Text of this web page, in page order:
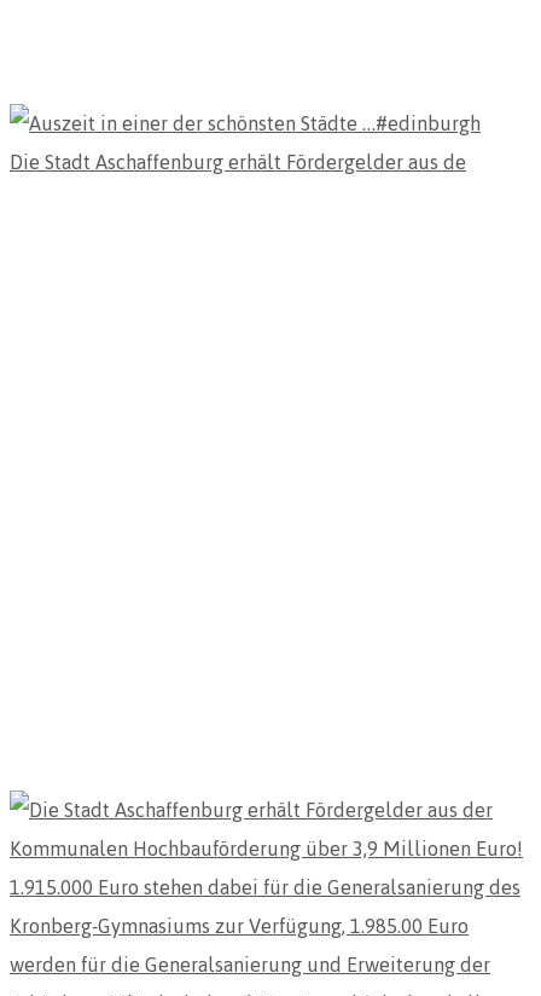
Die Stadt Aschaffenburg erhält Fördergelder aus de